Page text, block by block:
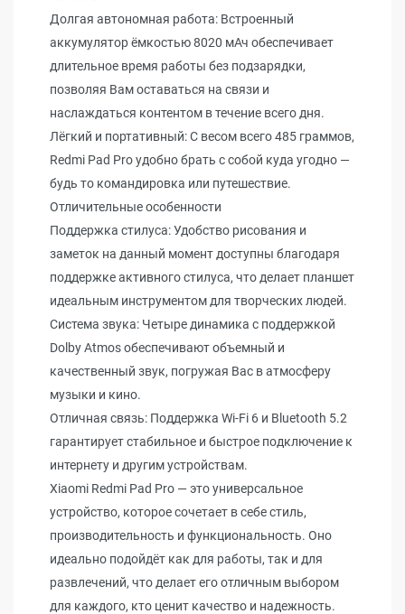
Долгая автономная работа: Встроенный
аккумулятор ёмкостью 8020 мАч обеспечивает
длительное время работы без подзарядки,
позволяя Вам оставаться на связи и
наслаждаться контентом в течение всего дня.
Лёгкий и портативный: С весом всего 485 граммов,
Redmi Pad Pro удобно брать с собой куда угодно —
будь то командировка или путешествие.
Отличительные особенности
Поддержка стилуса: Удобство рисования и
заметок на данный момент доступны благодаря
поддержке активного стилуса, что делает планшет
идеальным инструментом для творческих людей.
Система звука: Четыре динамика с поддержкой
Dolby Atmos обеспечивают объемный и
качественный звук, погружая Вас в атмосферу
музыки и кино.
Отличная связь: Поддержка Wi-Fi 6 и Bluetooth 5.2
гарантирует стабильное и быстрое подключение к
интернету и другим устройствам.
Xiaomi Redmi Pad Pro — это универсальное
устройство, которое сочетает в себе стиль,
производительность и функциональность. Оно
идеально подойдёт как для работы, так и для
развлечений, что делает его отличным выбором
для каждого, кто ценит качество и надежность.